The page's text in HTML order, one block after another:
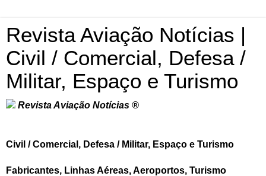
Revista Aviação Notícias |
Civil / Comercial, Defesa /
Militar, Espaço e Turismo
Revista Aviação Notícias ®
Civil / Comercial, Defesa / Militar, Espaço e Turismo
Fabricantes, Linhas Aéreas, Aeroportos, Turismo